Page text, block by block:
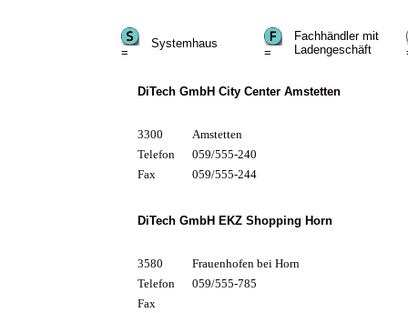
=
Systemhaus
=
Fachhändler mit
Ladengeschäft
DiTech GmbH City Center Amstetten
3300
Amstetten
Telefon
059/555-240
Fax
059/555-244
DiTech GmbH EKZ Shopping Horn
3580
Frauenhofen bei Horn
Telefon
059/555-785
Fax